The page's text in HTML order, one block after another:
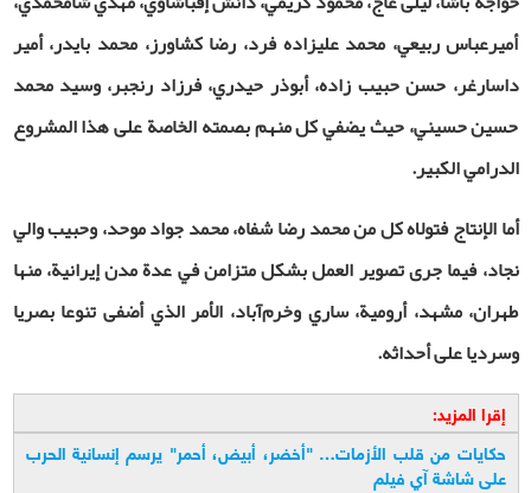
أميرعباس ربيعي، محمد عليزاده ‌فرد، رضا كشاورز، محمد بايدر، أمير
داسارغر، حسن حبيب‌ زاده، أبوذر حيدري، فرزاد رنجبر، وسيد محمد
حسين حسيني، حيث يضفي كل منهم بصمته الخاصة على هذا المشروع
الدرامي الكبير.
أما الإنتاج فتولاه كل من محمد رضا شفاه، محمد جواد موحد، وحبيب والي
نجاد، فيما جرى تصوير العمل بشكل متزامن في عدة مدن إيرانية، منها
طهران، مشهد، أرومية، ساري وخرم‌آباد، الأمر الذي أضفى تنوعا بصريا
وسرديا على أحداثه.
إقرا المزيد:
حكايات من قلب الأزمات… "أخضر، أبيض، أحمر" يرسم إنسانية الحرب
علی شاشة آي فیلم